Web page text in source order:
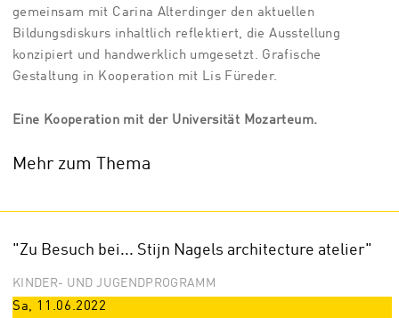
gemeinsam mit Carina Alterdinger den aktuellen
Bildungsdiskurs inhaltlich reflektiert, die Ausstellung
konzipiert und handwerklich umgesetzt. Grafische
Gestaltung in Kooperation mit Lis Füreder.
Eine Kooperation mit der Universität Mozarteum.
Mehr zum Thema
"Zu Besuch bei... Stijn Nagels architecture atelier"
KINDER- UND JUGENDPROGRAMM
Sa, 11.06.2022